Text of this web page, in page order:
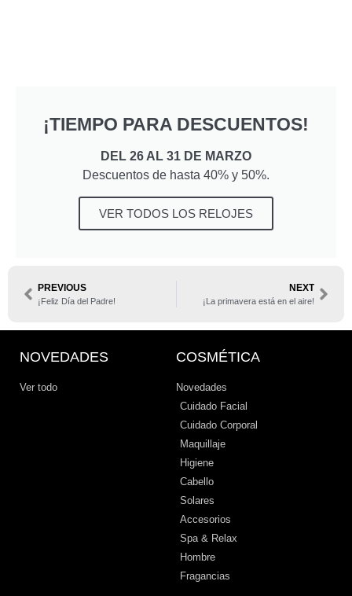
¡TIEMPO PARA DESCUENTOS!
DEL 26 AL 31 DE MARZO
Descuentos de hasta 40% y 50%.
VER TODOS LOS RELOJES
PREVIOUS
¡Feliz Día del Padre!
NEXT
¡La primavera está en el aire!
NOVEDADES
Ver todo
COSMÉTICA
Novedades
Cuidado Facial
Cuidado Corporal
Maquillaje
Higiene
Cabello
Solares
Accesorios
Spa & Relax
Hombre
Fragancias